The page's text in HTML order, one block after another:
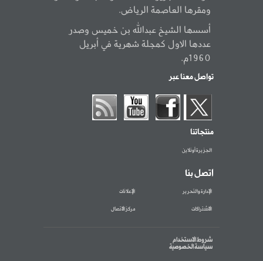
ومقرها العاصمة الرياض.
أسسها الشيخ عبدالله بن خميس وصدر
عددها الاول كمجلة شهرية في أبريل
1960م.
تواصل معنا عبر
منتجاتنا
الجزيرة أونلاين
اتصل بنا
الإدارة والتحرير الإعلانات
الاشتراكات مركز الاتصال
شروط الاستخدام
سياسة الخصوصية